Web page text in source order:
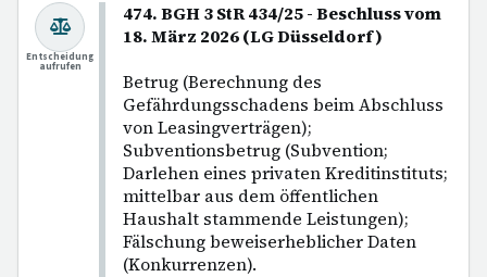
474. BGH 3 StR 434/25 - Beschluss vom
18. März 2026 (LG Düsseldorf)
Betrug (Berechnung des
Gefährdungsschadens beim Abschluss
von Leasingverträgen);
Subventionsbetrug (Subvention;
Darlehen eines privaten Kreditinstituts;
mittelbar aus dem öffentlichen
Haushalt stammende Leistungen);
Fälschung beweiserheblicher Daten
(Konkurrenzen).
Entscheidung
aufrufen